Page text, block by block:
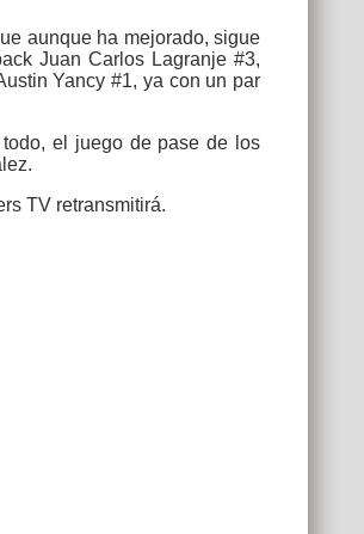
aunque ha mejorado, sigue
Juan Carlos Lagranje #3,
Yancy #1, ya con un par
el juego de pase de los
TV retransmitirá.